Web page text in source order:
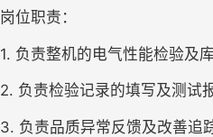
岗位职责：
1. 负责整机的电气性能检验及
2. 负责检验记录的填写及测试
3. 负责品质异常反馈及改善追